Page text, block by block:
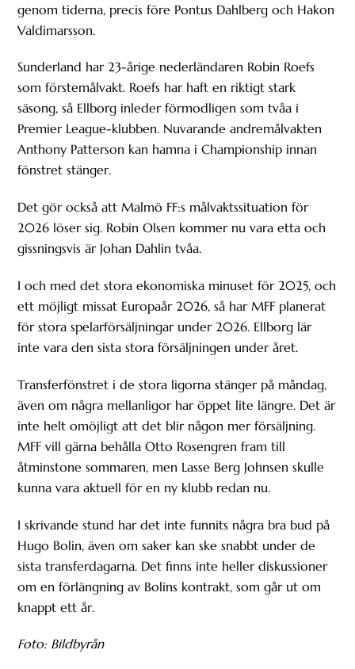
genom tiderna, precis före Pontus Dahlberg och Hakon
Valdimarsson.
Sunderland har 23-årige nederländaren Robin Roefs
som förstemålvakt. Roefs har haft en riktigt stark
säsong, så Ellborg inleder förmodligen som tvåa i
Premier League-klubben. Nuvarande andremålvakten
Anthony Patterson kan hamna i Championship innan
fönstret stänger.
Det gör också att Malmö FF:s målvaktssituation för
2026 löser sig. Robin Olsen kommer nu vara etta och
gissningsvis är Johan Dahlin tvåa.
I och med det stora ekonomiska minuset för 2025, och
ett möjligt missat Europaår 2026, så har MFF planerat
för stora spelarförsäljningar under 2026. Ellborg lär
inte vara den sista stora försäljningen under året.
Transferfönstret i de stora ligorna stänger på måndag,
även om några mellanligor har öppet lite längre. Det är
inte helt omöjligt att det blir någon mer försäljning.
MFF vill gärna behålla Otto Rosengren fram till
åtminstone sommaren, men Lasse Berg Johnsen skulle
kunna vara aktuell för en ny klubb redan nu.
I skrivande stund har det inte funnits några bra bud på
Hugo Bolin, även om saker kan ske snabbt under de
sista transferdagarna. Det finns inte heller diskussioner
om en förlängning av Bolins kontrakt, som går ut om
knappt ett år.
Foto: Bildbyrån